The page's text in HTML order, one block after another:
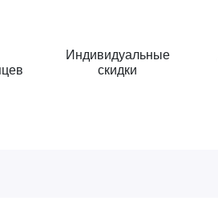
Индивидуальные
скидки